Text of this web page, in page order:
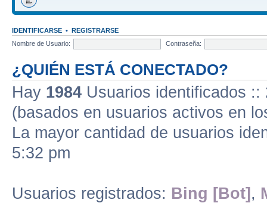
IDENTIFICARSE • REGISTRARSE
Nombre de Usuario:
Contraseña:
¿QUIÉN ESTÁ CONECTADO?
Hay 1984 Usuarios identificados
(basados en usuarios activos en
La mayor cantidad de usuarios
5:32 pm
Usuarios registrados: Bing [Bot] ,